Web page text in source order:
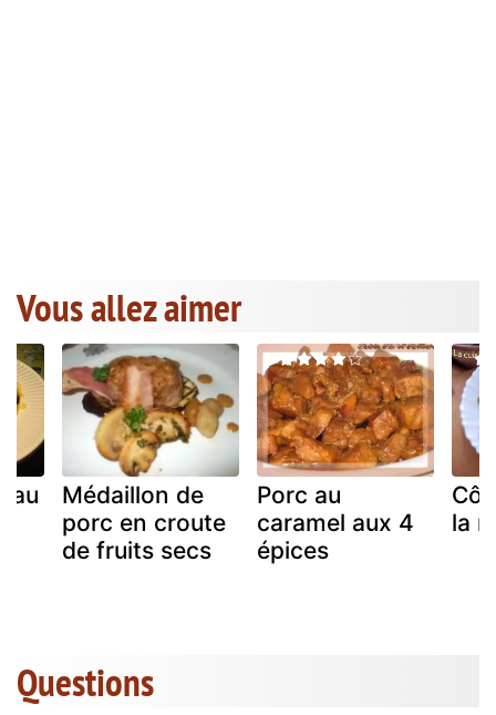
Vous allez aimer
au
Médaillon de
porc en croute
de fruits secs
Porc au
caramel aux 4
épices
la
Questions